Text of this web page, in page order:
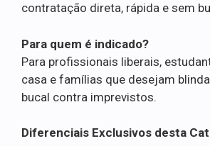
contratação direta, rápida e sem
Para quem é indicado?
Para profissionais liberais,
casa e famílias que desejam
bucal contra imprevistos.
Diferenciais Exclusivos desta